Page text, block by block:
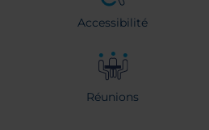
Accessibilité
Réunions